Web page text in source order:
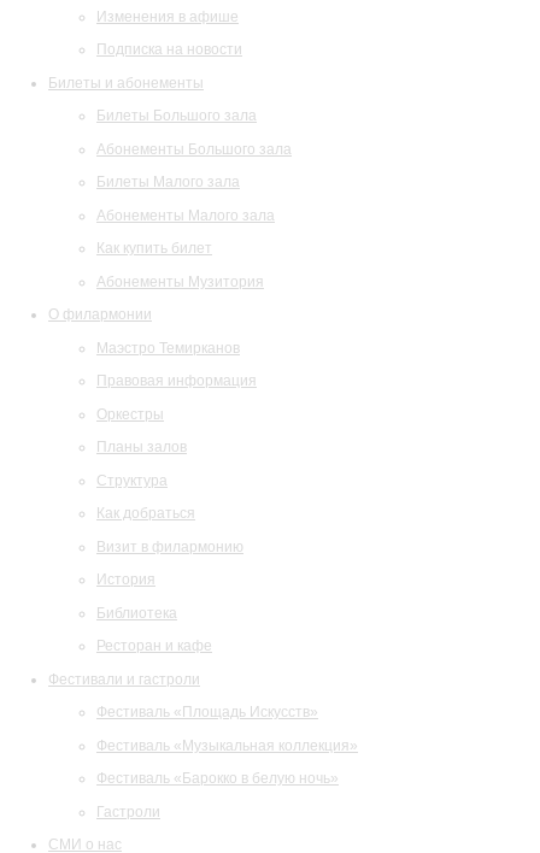
Изменения в афише
Подписка на новости
Билеты и абонементы
Билеты Большого зала
Абонементы Большого зала
Билеты Малого зала
Абонементы Малого зала
Как купить билет
Абонементы Музитория
О филармонии
Маэстро Темирканов
Правовая информация
Оркестры
Планы залов
Структура
Как добраться
Визит в филармонию
История
Библиотека
Ресторан и кафе
Фестивали и гастроли
Фестиваль «Площадь Искусств»
Фестиваль «Музыкальная коллекция»
Фестиваль «Барокко в белую ночь»
Гастроли
СМИ о нас